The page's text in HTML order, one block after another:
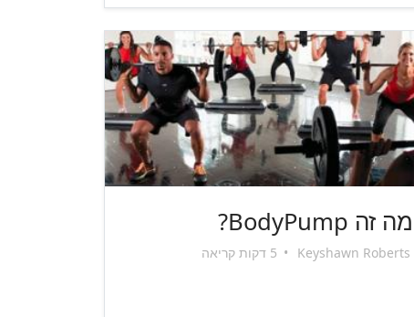
מה זה BodyPump?
Keyshawn Roberts
•